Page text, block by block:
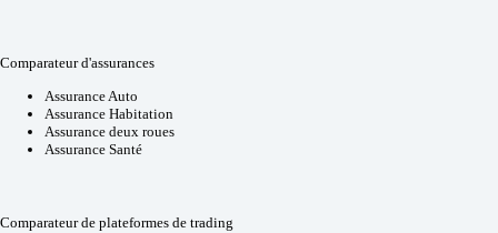
Comparateur d'assurances
Assurance Auto
Assurance Habitation
Assurance deux roues
Assurance Santé
Comparateur de plateformes de trading